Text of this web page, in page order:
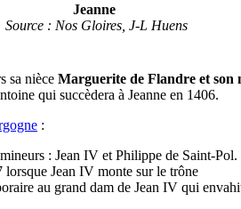
Jeanne
Source : Nos Gloires, J-L Huens
sa nièce Marguerite de Flandre et
qui succèdera à Jeanne en 1406.
:
: Jean IV et Philippe de Saint-Pol.
lorsque Jean IV monte sur le trône
au grand dam de Jean IV qui